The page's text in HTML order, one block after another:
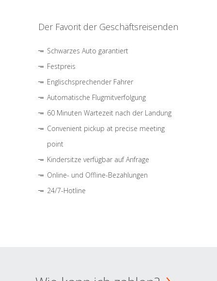
Der Favorit der Geschäftsreisenden
Schwarzes Auto garantiert
Festpreis
Englischsprechender Fahrer
Automatische Flugmitverfolgung
60 Minuten Wartezeit nach der Landung
Convenient pickup at precise meeting
point
Kindersitze verfügbar auf Anfrage
Online- und Offline-Bezahlungen
24/7-Hotline